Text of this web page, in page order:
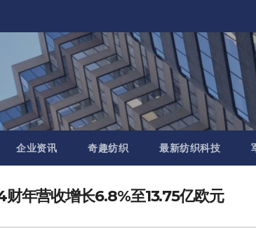
企业资讯 奇趣纺织 最新纺织科技
年营收增长6.8%至13.75亿欧元